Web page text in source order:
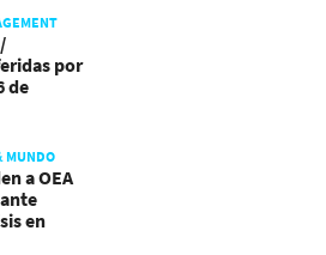
por
de
MUNDO
a OEA
en